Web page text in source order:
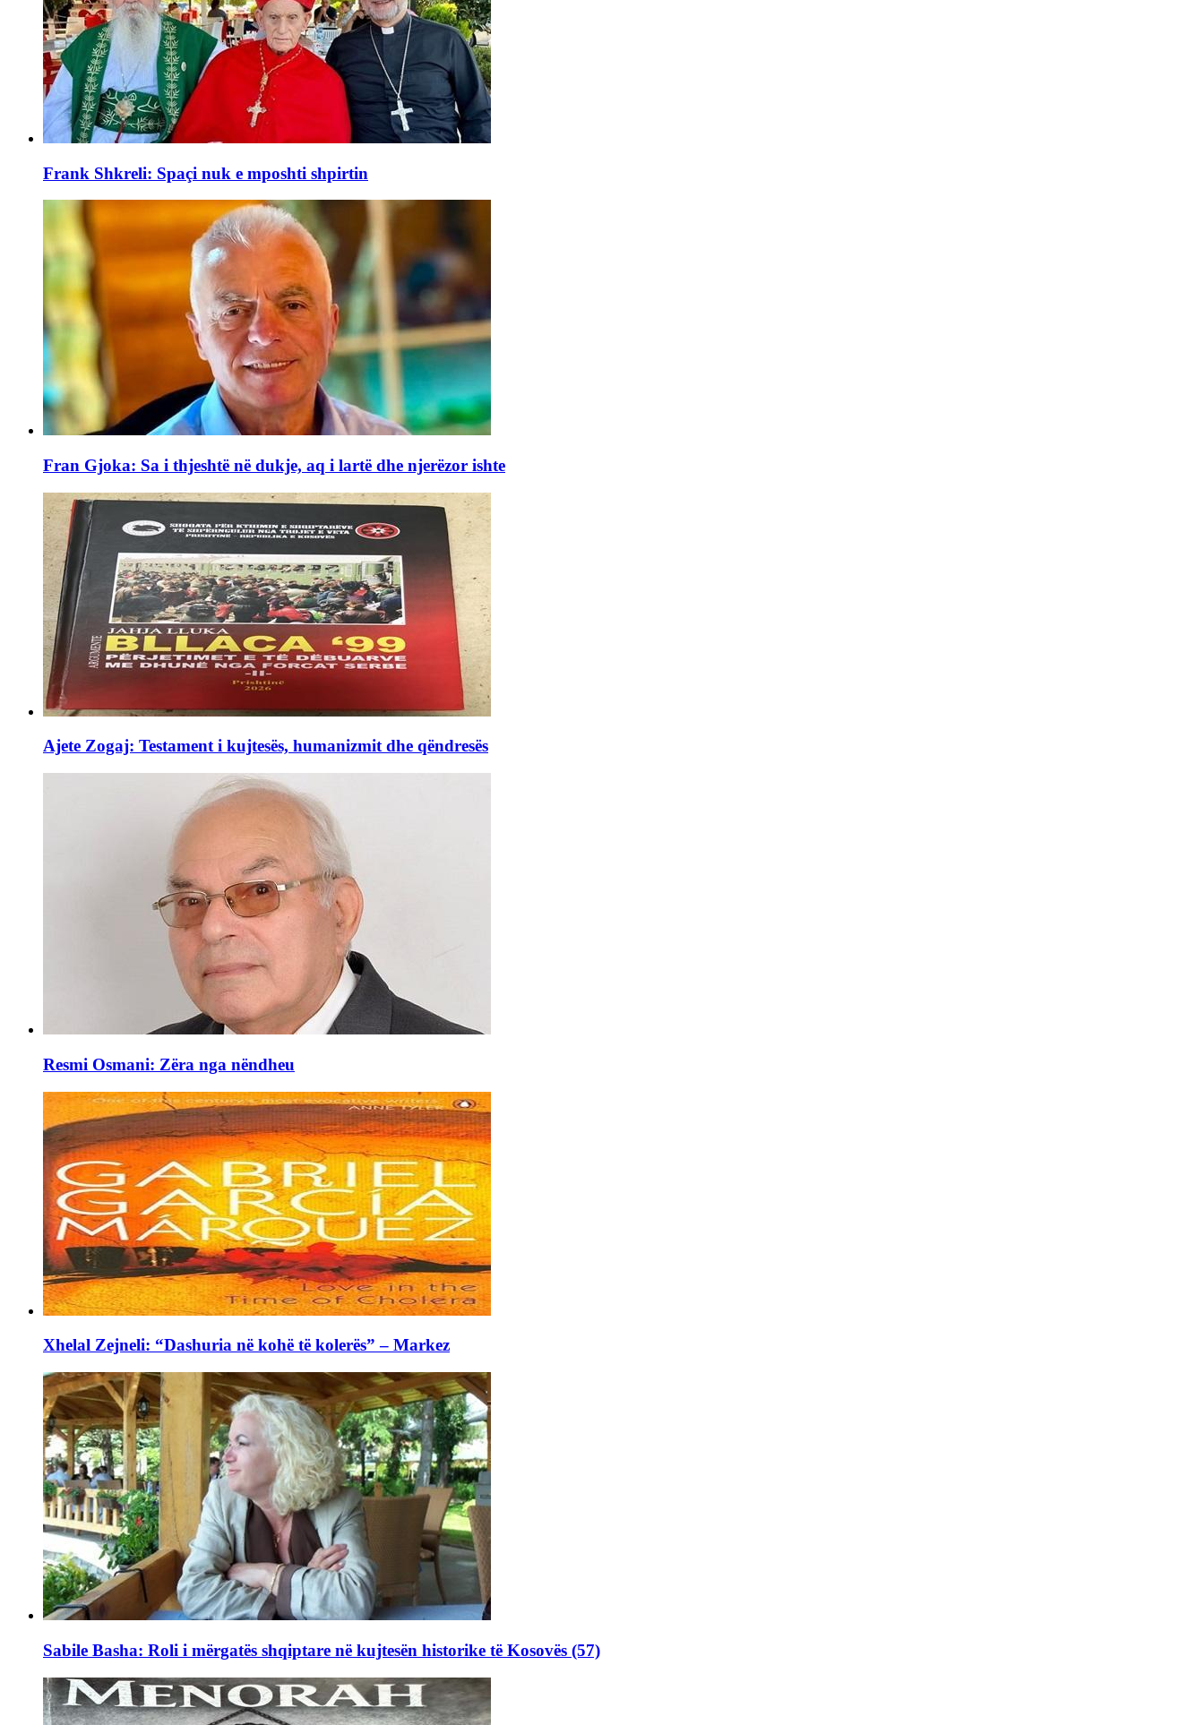
Frank Shkreli: Spaçi nuk e mposhti shpirtin
Fran Gjoka: Sa i thjeshtë në dukje, aq i lartë dhe njerëzor ishte
Ajete Zogaj: Testament i kujtesës, humanizmit dhe qëndresës
Resmi Osmani: Zëra nga nëndheu
Xhelal Zejneli: “Dashuria në kohë të kolerës” – Markez
Sabile Basha: Roli i mërgatës shqiptare në kujtesën historike të Kosovës (57)